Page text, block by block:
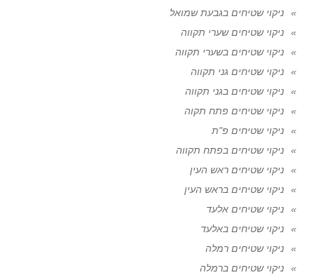
ניקוי שטיחים בגבעת שמואל
ניקוי שטיחים שערי תקווה
ניקוי שטיחים בשערי תקווה
ניקוי שטיחים גני תקווה
ניקוי שטיחים בגני תקווה
ניקוי שטיחים פתח תקוה
ניקוי שטיחים פ"ת
ניקוי שטיחים בפתח תקווה
ניקוי שטיחים ראש העין
ניקוי שטיחים בראש העין
ניקוי שטיחים אלעד
ניקוי שטיחים באלעד
ניקוי שטיחים רמלה
ניקוי שטיחים ברמלה